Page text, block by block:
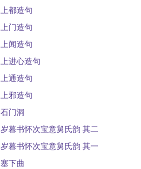
上都造句
上门造句
上闻造句
上进心造句
上通造句
上邪造句
石门洞
岁暮书怀次宝意舅氏韵 其二
岁暮书怀次宝意舅氏韵 其一
塞下曲